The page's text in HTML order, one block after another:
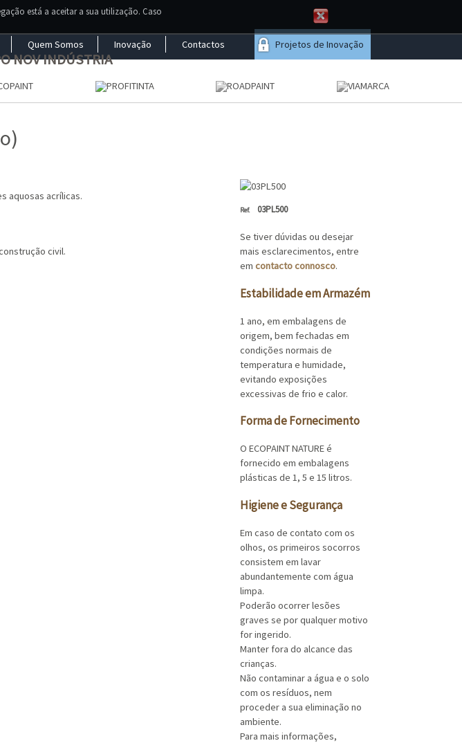
Quem Somos Inovação Contactos Projetos de Inovação
gama vasta de tintas
dúvidas sobre qual o
suas necessidades
aquosas acrílicas.
civil.
03PL500
Se tiver dúvidas ou desejar
mais esclarecimentos, entre
em contacto connosco.
Estabilidade em Armazém
1 ano, em embalagens de
origem, bem fechadas em
condições normais de
temperatura e humidade,
evitando exposições
excessivas de frio e calor.
Forma de Fornecimento
O ECOPAINT NATURE é
fornecido em embalagens
plásticas de 1, 5 e 15 litros.
Higiene e Segurança
Em caso de contato com os
olhos, os primeiros socorros
consistem em lavar
abundantemente com água
limpa.
Poderão ocorrer lesões
graves se por qualquer motivo
for ingerido.
Manter fora do alcance das
crianças.
Não contaminar a água e o solo
com os resíduos, nem
proceder a sua eliminação no
ambiente.
Para mais informações,
está a aceitar a sua utilização. Caso